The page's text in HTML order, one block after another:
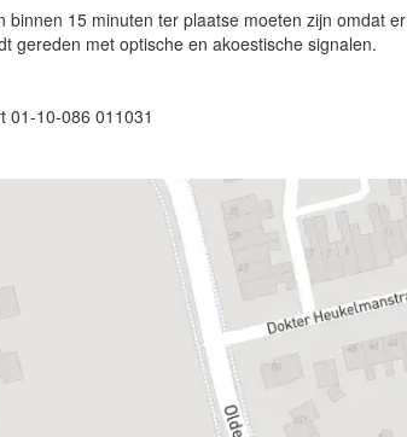
15 minuten ter plaatse moeten zijn omdat er
gereden met optische en akoestische signalen.
01-10-086 011031